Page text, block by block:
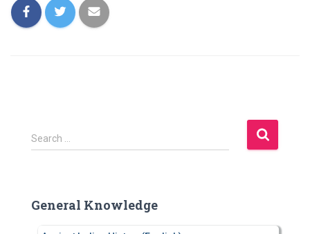
S
e
h
Search …
General Knowledge